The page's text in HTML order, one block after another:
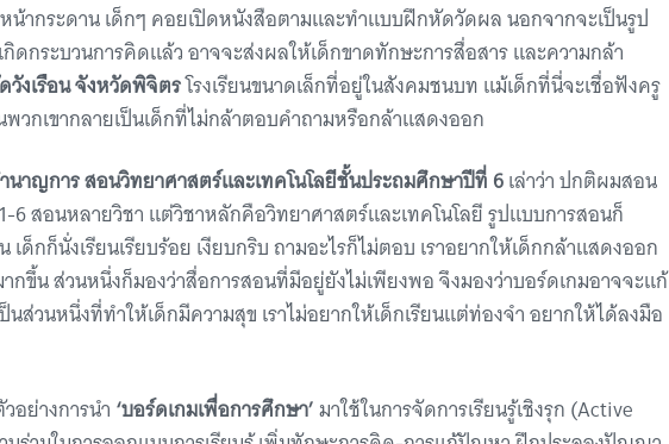
น้ากระดาน เด็กๆ คอยเปิดหนังสือตามและทำแบบฝึกหัดวัดผล นอกจากจะเป็นรูป
ดกระบวนการคิดแล้ว อาจจะส่งผลให้เด็กขาดทักษะการสื่อสาร และความกล้า
วังเรือน จังหวัดพิจิตรโรงเรียนขนาดเล็กที่อยู่ในสังคมชนบท แม้เด็กที่นี่จะเชื่อฟังครู
วกเขากลายเป็นเด็กที่ไม่กล้าตอบคำถามหรือกล้าแสดงออก
นาญการ สอนวิทยาศาสตร์และเทคโนโลยีชั้นประถมศึกษาปีที่ 6เล่าว่า ปกติผมสอน
6 สอนหลายวิชา แต่วิชาหลักคือวิทยาศาสตร์และเทคโนโลยี รูปแบบการสอนก็
เด็กก็นั่งเรียนเรียบร้อย เงียบกริบ ถามอะไรก็ไม่ตอบ เราอยากให้เด็กกล้าแสดงออก
กขึ้น ส่วนหนึ่งก็มองว่าสื่อการสอนที่มีอยู่ยังไม่เพียงพอ จึงมองว่าบอร์ดเกมอาจจะแก้
นส่วนหนึ่งที่ทำให้เด็กมีความสุข เราไม่อยากให้เด็กเรียนแต่ท่องจำ อยากให้ได้ลงมือ
อย่างการนำ ‘บอร์ดเกมเพื่อการศึกษา’มาใช้ในการจัดการเรียนรู้เชิงรุก (Active